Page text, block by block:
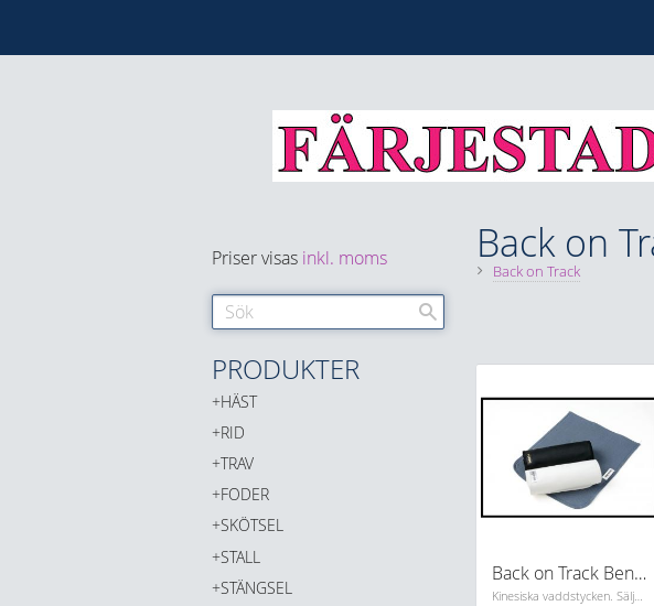
Back on
Back on Track
Back on Track Benvaddar
Kinesiska vaddstycken. Säljes styckvis
Priser visas inkl. moms
PRODUKTER
HÄST
RID
TRAV
FODER
SKÖTSEL
STALL
STÄNGSEL